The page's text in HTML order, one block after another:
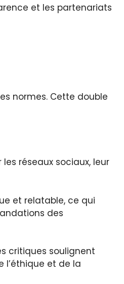
et les partenariats
normes. Cette double
réseaux sociaux, leur
et relatable, ce qui
des
critiques soulignent
l’éthique et de la